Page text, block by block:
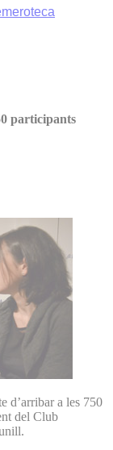
participants
d’arribar a les 750
del Club